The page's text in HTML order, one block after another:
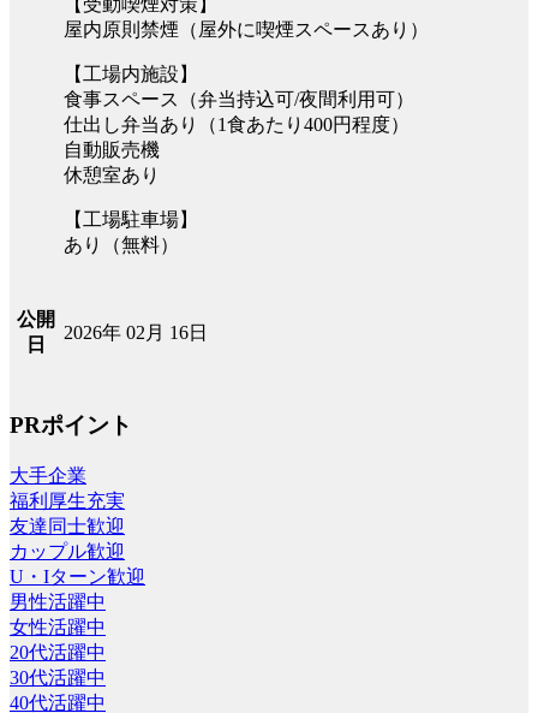
屋内原則禁煙（屋外に喫煙スペースあり）
【工場内施設】
食事スペース（弁当持込可/夜間利用可）
仕出し弁当あり（1食あたり400円程度）
自動販売機
休憩室あり
【工場駐車場】
あり（無料）
公開
日
2026年 02月 16日
PRポイント
大手企業
福利厚生充実
友達同士歓迎
カップル歓迎
U・Iターン歓迎
男性活躍中
女性活躍中
20代活躍中
30代活躍中
40代活躍中